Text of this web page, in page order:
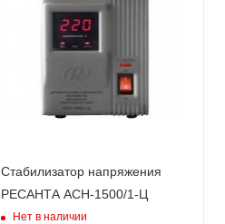
Стабилизатор напряжения
РЕСАНТА ACH-1500/1-Ц
Нет в наличии